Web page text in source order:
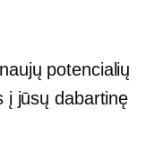
potencialių
į jūsų dabartinę